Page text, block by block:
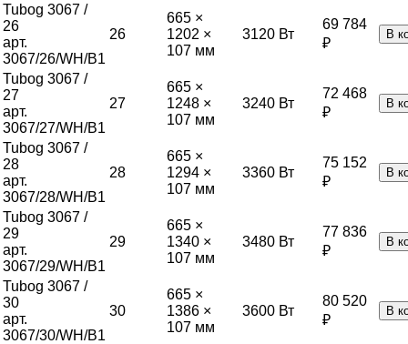
Tubog 3067 /
26
арт.
3067/26/WH/B1
26
665 ×
1202 ×
107 мм
3120 Вт
69 784
₽
В
Tubog 3067 /
27
арт.
3067/27/WH/B1
27
665 ×
1248 ×
107 мм
3240 Вт
72 468
₽
В
Tubog 3067 /
28
арт.
3067/28/WH/B1
28
665 ×
1294 ×
107 мм
3360 Вт
75 152
₽
В
Tubog 3067 /
29
арт.
3067/29/WH/B1
29
665 ×
1340 ×
107 мм
3480 Вт
77 836
₽
В
Tubog 3067 /
30
арт.
3067/30/WH/B1
30
665 ×
1386 ×
107 мм
3600 Вт
80 520
₽
В